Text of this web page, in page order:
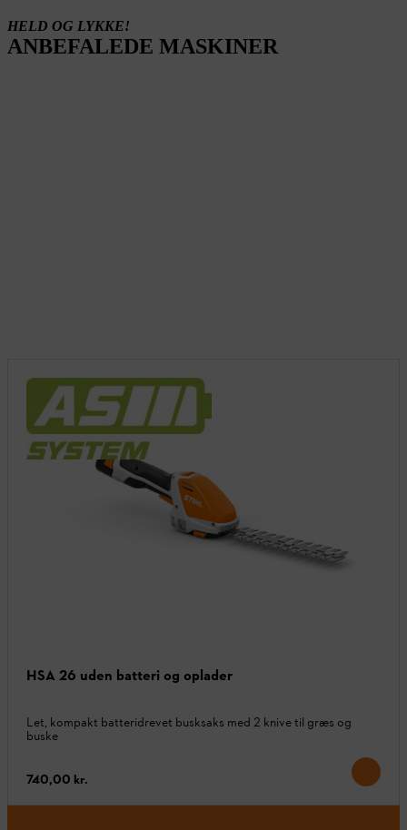
HELD OG LYKKE!
ANBEFALEDE MASKINER
HSA 26 uden batteri og oplader
Let, kompakt batteridrevet busksaks med 2 knive til græs og
buske
740,00 kr.